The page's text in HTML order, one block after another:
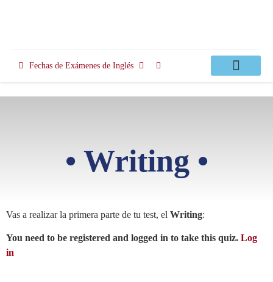
Fechas de Exámenes de Inglés
• Writing •
Vas a realizar la primera parte de tu test, el Writing:
You need to be registered and logged in to take this quiz. Log
in